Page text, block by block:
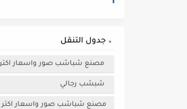
جدول التنقل
مصنع شباشب صور واسعار اكتر من 300 موديل حديث من الشباشب , شبشب رجالي و
شبشب رجالي
مصنع شباشب صور واسعار اكتر من